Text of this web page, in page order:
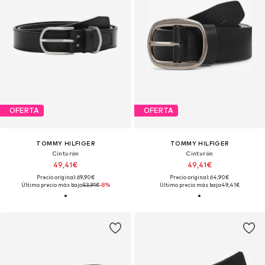
OFERTA
TOMMY HILFIGER
Cinturón
49,41€
Precio original: 69,90€
Último precio más bajo:53,91€-8%
OFERTA
TOMMY HILFIGER
Cinturón
49,41€
Precio original: 64,90€
Último precio más bajo:49,41€